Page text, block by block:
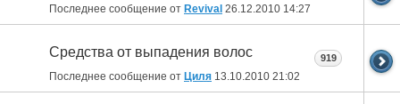
Последнее сообщение от Revival 26.12.2010 14:27
Средства от выпадения волос
Последнее сообщение от Циля 13.10.2010 21:02
919